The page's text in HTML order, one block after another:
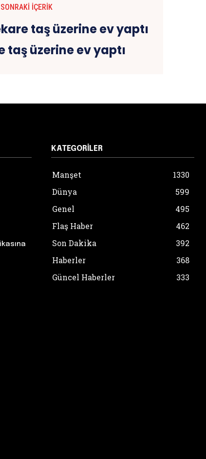
SONRAKI İÇERIK
taş üzerine ev yaptı
KATEGORILER
Manşet
1330
Dünya
599
Genel
495
Flaş Haber
462
Son Dakika
392
Haberler
368
Güncel Haberler
333